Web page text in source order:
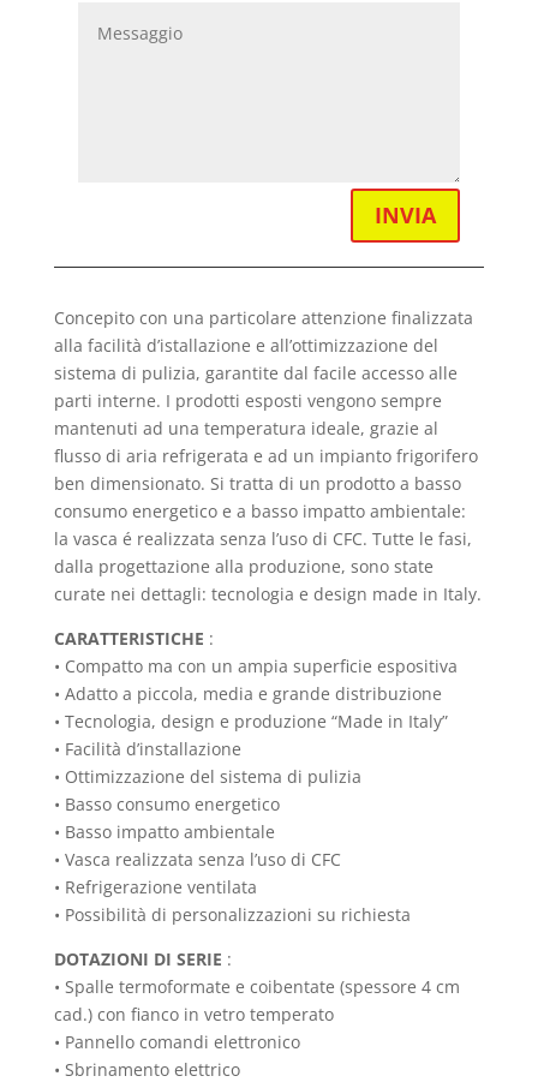
INVIA
Concepito con una particolare attenzione finalizzata
alla facilità d’istallazione e all’ottimizzazione del
sistema di pulizia, garantite dal facile accesso alle
parti interne. I prodotti esposti vengono sempre
mantenuti ad una temperatura ideale, grazie al
flusso di aria refrigerata e ad un impianto frigorifero
ben dimensionato. Si tratta di un prodotto a basso
consumo energetico e a basso impatto ambientale:
la vasca é realizzata senza l’uso di CFC. Tutte le fasi,
dalla progettazione alla produzione, sono state
curate nei dettagli: tecnologia e design made in Italy.
CARATTERISTICHE :
• Compatto ma con un ampia superficie espositiva
• Adatto a piccola, media e grande distribuzione
• Tecnologia, design e produzione “Made in Italy”
• Facilità d’installazione
• Ottimizzazione del sistema di pulizia
• Basso consumo energetico
• Basso impatto ambientale
• Vasca realizzata senza l’uso di CFC
• Refrigerazione ventilata
• Possibilità di personalizzazioni su richiesta
DOTAZIONI DI SERIE :
• Spalle termoformate e coibentate (spessore 4 cm
cad.) con fianco in vetro temperato
• Pannello comandi elettronico
• Sbrinamento elettrico